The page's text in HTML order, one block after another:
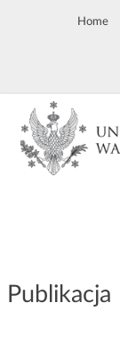
Home
Publikacja